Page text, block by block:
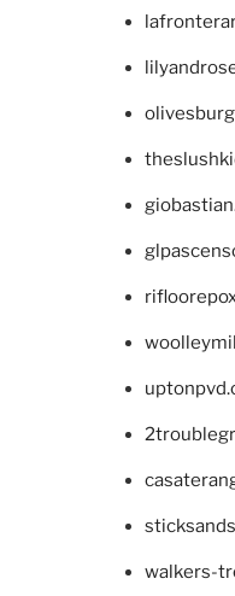
walkers-